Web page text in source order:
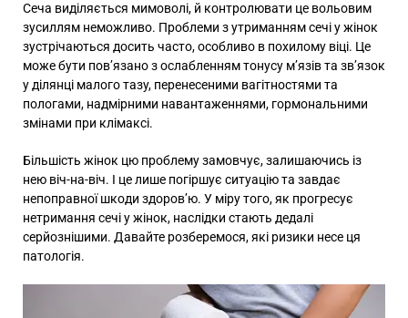
Сеча виділяється мимоволі, й контролювати це вольовим
зусиллям неможливо. Проблеми з утриманням сечі у жінок
зустрічаються досить часто, особливо в похилому віці. Це
може бути пов’язано з ослабленням тонусу м’язів та зв’язок
у ділянці малого тазу, перенесеними вагітностями та
пологами, надмірними навантаженнями, гормональними
змінами при клімаксі.
Більшість жінок цю проблему замовчує, залишаючись із
нею віч-на-віч. І це лише погіршує ситуацію та завдає
непоправної шкоди здоров’ю. У міру того, як прогресує
нетримання сечі у жінок, наслідки стають дедалі
серйознішими. Давайте розберемося, які ризики несе ця
патологія.